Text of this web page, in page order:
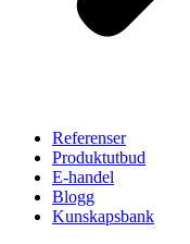
Referenser
Produktutbud
E-handel
Blogg
Kunskapsbank